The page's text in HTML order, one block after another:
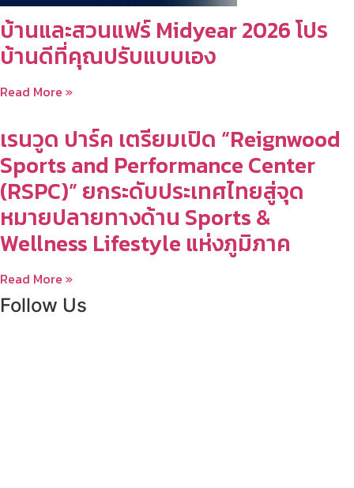
บ้านและสวนแฟร์ Midyear 2026 โปร
บ้านดีที่คุณปรับแบบเอง
Read More »
เรนวูด ปาร์ค เตรียมเปิด “Reignwood
Sports and Performance Center
(RSPC)” ยกระดับประเทศไทยสู่จุด
หมายปลายทางด้าน Sports &
Wellness Lifestyle แห่งภูมิภาค
Read More »
Follow Us